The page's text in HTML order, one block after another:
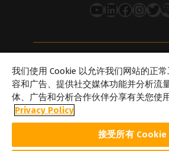
YouTube
LinkedIn
在 Facebook 上 推特
关于Caldera
我们的地点
关于Dover
合作伙伴
我们使用 Cookie 以允许我们网站的正
容和广告、提供社交媒体功能并分析流
体、广告和分析合作伙伴分享有关您使
Privacy Policy
接受所有 Cookie